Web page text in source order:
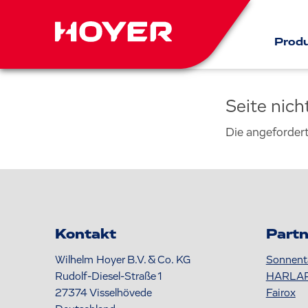
Seite
Die
Kontakt
Wilhelm Hoyer B.V. & Co. KG
Rudolf-Diesel-Straße 1
27374Visselhövede
Fairox